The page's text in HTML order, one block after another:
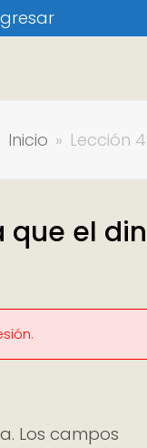
Inicio » Lección
que el
Los campos